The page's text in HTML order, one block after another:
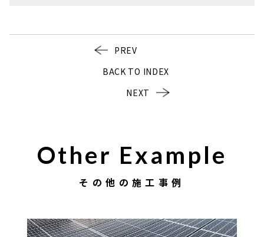
PREV
BACK TO INDEX
NEXT
Other Example
その他の施工事例